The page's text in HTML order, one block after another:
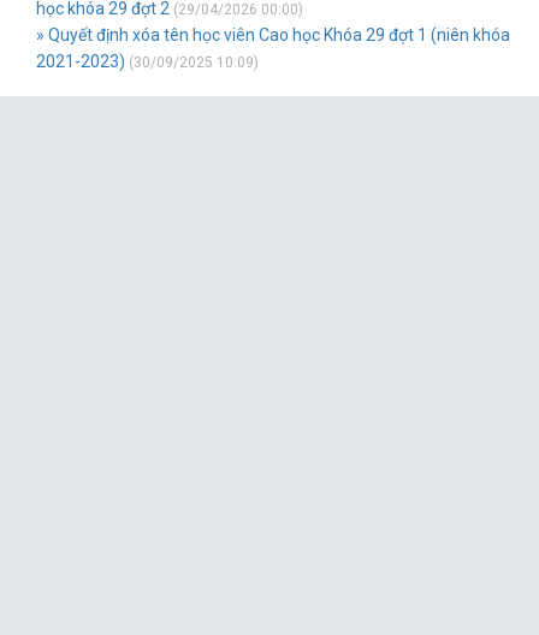
học khóa 29 đợt 2 (29/04/2026 00:00)
» Quyết định xóa tên học viên Cao học Khóa 29 đợt 1 (niên khóa
2021-2023) (30/09/2025 10:09)